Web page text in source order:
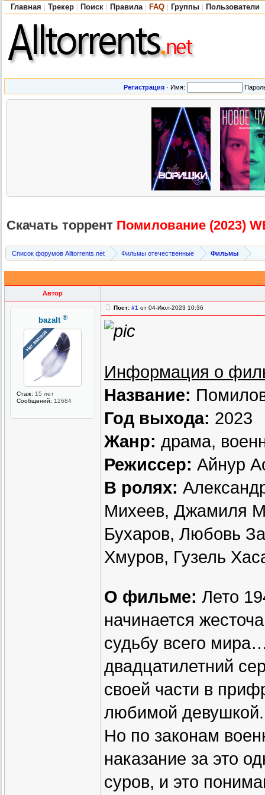
Главная Трекер Поиск Правила FAQ Группы Пользователи
Регистрация · Имя:
Скачать торрент Помилование (2023)
Список форумов Alltorrents.net Фильмы отечественные Фильмы
Автор
bazalt ®
Стаж: 15 лет
Сообщений: 12684
Пост: #1 от 04-Июл-2023 10:36
Информация о
Название:
Год выхода: 2023
Жанр: драма,
Режиссер: Айнур
В ролях:
Михеев, Джамиля
Бухаров, Любовь
Хмуров, Гузель
О фильме: Лето
начинается
судьбу всего
двадцатилетний
своей части в
любимой девушкой.​
Но по законам
наказание за это
суров, и это